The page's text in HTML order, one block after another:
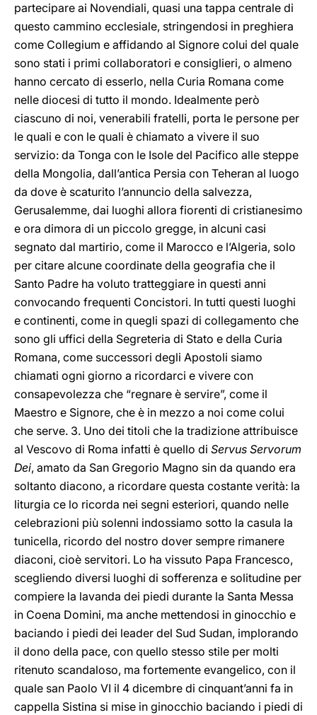
partecipare ai Novendiali, quasi una tappa centrale di
questo cammino ecclesiale, stringendosi in preghiera
come Collegium e affidando al Signore colui del quale
sono stati i primi collaboratori e consiglieri, o almeno
hanno cercato di esserlo, nella Curia Romana come
nelle diocesi di tutto il mondo. Idealmente però
ciascuno di noi, venerabili fratelli, porta le persone per
le quali e con le quali è chiamato a vivere il suo
servizio: da Tonga con le Isole del Pacifico alle steppe
della Mongolia, dall’antica Persia con Teheran al luogo
da dove è scaturito l’annuncio della salvezza,
Gerusalemme, dai luoghi allora fiorenti di cristianesimo
e ora dimora di un piccolo gregge, in alcuni casi
segnato dal martirio, come il Marocco e l’Algeria, solo
per citare alcune coordinate della geografia che il
Santo Padre ha voluto tratteggiare in questi anni
convocando frequenti Concistori. In tutti questi luoghi
e continenti, come in quegli spazi di collegamento che
sono gli uffici della Segreteria di Stato e della Curia
Romana, come successori degli Apostoli siamo
chiamati ogni giorno a ricordarci e vivere con
consapevolezza che “regnare è servire”, come il
Maestro e Signore, che è in mezzo a noi come colui
che serve. 3. Uno dei titoli che la tradizione attribuisce
al Vescovo di Roma infatti è quello di Servus Servorum
Dei, amato da San Gregorio Magno sin da quando era
soltanto diacono, a ricordare questa costante verità: la
liturgia ce lo ricorda nei segni esteriori, quando nelle
celebrazioni più solenni indossiamo sotto la casula la
tunicella, ricordo del nostro dover sempre rimanere
diaconi, cioè servitori. Lo ha vissuto Papa Francesco,
scegliendo diversi luoghi di sofferenza e solitudine per
compiere la lavanda dei piedi durante la Santa Messa
in Coena Domini, ma anche mettendosi in ginocchio e
baciando i piedi dei leader del Sud Sudan, implorando
il dono della pace, con quello stesso stile per molti
ritenuto scandaloso, ma fortemente evangelico, con il
quale san Paolo VI il 4 dicembre di cinquant’anni fa in
cappella Sistina si mise in ginocchio baciando i piedi di